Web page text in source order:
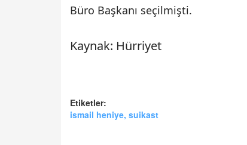
Büro Başkanı seçilmişti.
Kaynak: Hürriyet
Etiketler:
ismail heniye, suikast